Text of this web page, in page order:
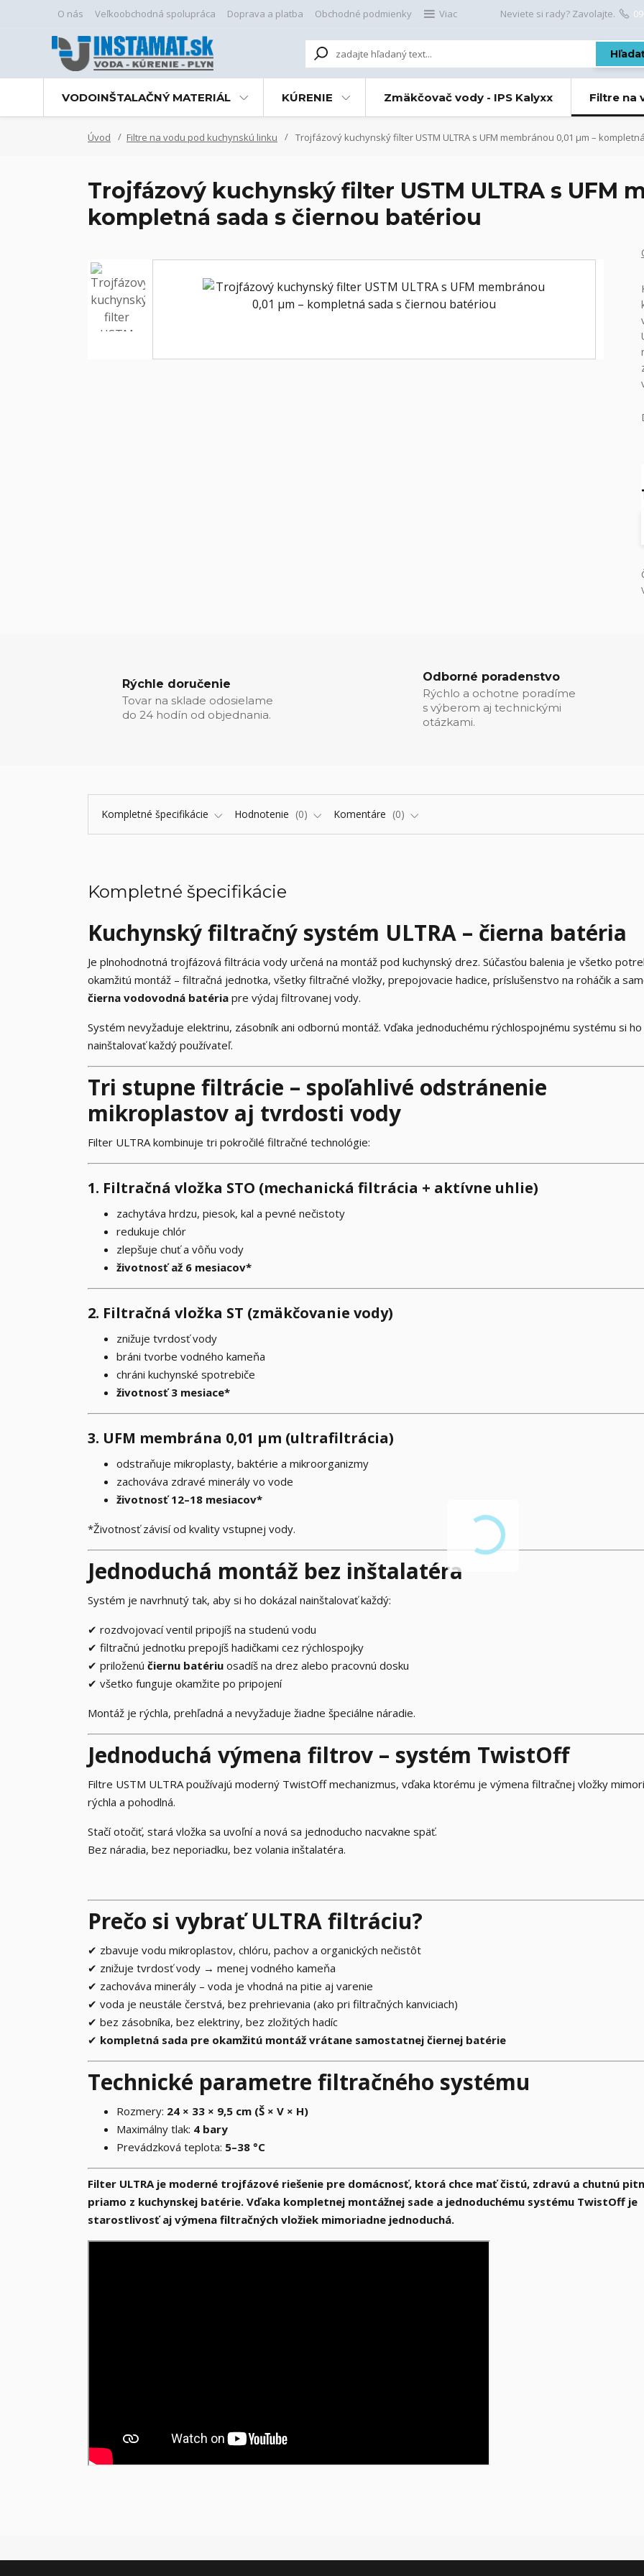
O nás Veľkoobchodná spolupráca Doprava a platba Obchodné podmienky Viac Neviete si rady? Zavolajte.
VODOINŠTALAČNÝ MATERIÁL KÚRENIE Zmäkčovač vody - IPS Kalyxx Filtre na
Úvod Filtre na vodu pod kuchynskú linku Trojfázový kuchynský filter USTM ULTRA s UFM membránou 0,01 μm –
Trojfázový kuchynský filter USTM ULTRA s UFM
kompletná sada s čiernou batériou
Rýchle doručenie
Tovar na sklade odosielame
do 24 hodín od objednania.
Odborné poradenstvo
Rýchlo a ochotne poradíme
s výberom aj technickými
otázkami.
Kompletné špecifikácie Hodnotenie 0 Komentáre 0
Kompletné špecifikácie
Kuchynský filtračný systém ULTRA – čierna batéria
Je plnohodnotná trojfázová filtrácia vody určená na montáž pod kuchynský drez. Súčasťou balenia je všetko
okamžitú montáž – filtračná jednotka, všetky filtračné vložky, prepojovacie hadice, príslušenstvo na roháčik a
čierna vodovodná batéria pre výdaj filtrovanej vody.
Systém nevyžaduje elektrinu, zásobník ani odbornú montáž. Vďaka jednoduchému rýchlospojnému systému si ho
nainštalovať každý používateľ.
Tri stupne filtrácie – spoľahlivé odstránenie
mikroplastov aj tvrdosti vody
Filter ULTRA kombinuje tri pokročilé filtračné technológie:
1. Filtračná vložka STO (mechanická filtrácia + aktívne uhlie)
zachytáva hrdzu, piesok, kal a pevné nečistoty
redukuje chlór
zlepšuje chuť a vôňu vody
životnosť až 6 mesiacov*
2. Filtračná vložka ST (zmäkčovanie vody)
znižuje tvrdosť vody
bráni tvorbe vodného kameňa
chráni kuchynské spotrebiče
životnosť 3 mesiace*
3. UFM membrána 0,01 μm (ultrafiltrácia)
odstraňuje mikroplasty, baktérie a mikroorganizmy
zachováva zdravé minerály vo vode
životnosť 12–18 mesiacov*
*Životnosť závisí od kvality vstupnej vody.
Jednoduchá montáž bez inštalatéra
Systém je navrhnutý tak, aby si ho dokázal nainštalovať každý:
✔ rozdvojovací ventil pripojíš na studenú vodu
✔ filtračnú jednotku prepojíš hadičkami cez rýchlospojky
✔ priloženú čiernu batériu osadíš na drez alebo pracovnú dosku
✔ všetko funguje okamžite po pripojení
Montáž je rýchla, prehľadná a nevyžaduje žiadne špeciálne náradie.
Jednoduchá výmena filtrov – systém TwistOff
Filtre USTM ULTRA používajú moderný TwistOff mechanizmus, vďaka ktorému je výmena filtračnej vložky
rýchla a pohodlná.
Stačí otočiť, stará vložka sa uvoľní a nová sa jednoducho nacvakne späť.
Bez náradia, bez neporiadku, bez volania inštalatéra.
Prečo si vybrať ULTRA filtráciu?
✔ zbavuje vodu mikroplastov, chlóru, pachov a organických nečistôt
✔ znižuje tvrdosť vody → menej vodného kameňa
✔ zachováva minerály – voda je vhodná na pitie aj varenie
✔ voda je neustále čerstvá, bez prehrievania (ako pri filtračných kanviciach)
✔ bez zásobníka, bez elektriny, bez zložitých hadíc
✔ kompletná sada pre okamžitú montáž vrátane samostatnej čiernej batérie
Technické parametre filtračného systému
Rozmery: 24 × 33 × 9,5 cm (Š × V × H)
Maximálny tlak: 4 bary
Prevádzková teplota: 5–38 °C
Filter ULTRA je moderné trojfázové riešenie pre domácnosť, ktorá chce mať čistú, zdravú a chutnú
priamo z kuchynskej batérie. Vďaka kompletnej montážnej sade a jednoduchému systému TwistOff je
starostlivosť aj výmena filtračných vložiek mimoriadne jednoduchá.